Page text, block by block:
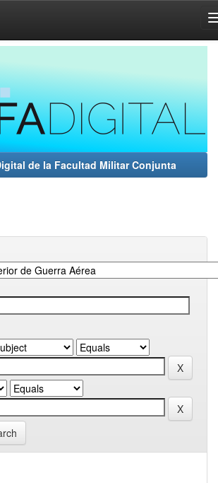
de la Facultad Militar Conjunta